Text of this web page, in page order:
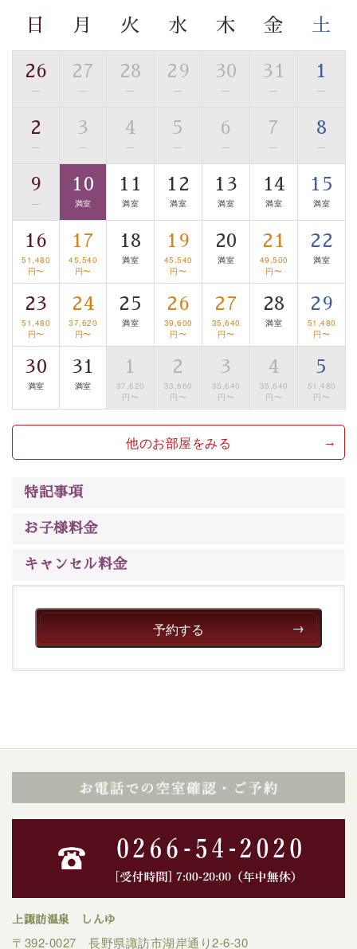
ご了承のほどお願いいたします。
■貸切温泉風呂 （40分2000円）
眺望はございませんが、源泉掛け流しの温泉の質を楽し
む貸切温泉風呂です。ゆったりといやされるプライベー
トな空間をお愉しみください。
【旅】
■諏訪大社4社を巡る無料参拝バス
豊富な知識を持ったドライバー兼ガイドが諏訪大社をご
案内します。事前ご予約制ですので、ご利用ご希望の方
は【3日前まで】にお電話ください。
※交通規制などにより運行できない日がございます
※年末年始及び御柱祭前後は運行しておりません
以上が基本プランの内容です。
神秘なる諏訪湖に心癒される時間をお過ごしいただけま
したら幸いです。
日 月 火 水 木 金 土
26
—
27
—
28
—
29
—
30
—
31
—
1
—
2
—
3
—
4
—
5
—
6
—
7
—
8
—
9
—
10
満室
11
満室
12
満室
13
満室
14
満室
15
満室
16
51,480
円〜
17
45,540
円〜
18
満室
19
45,540
円〜
20
満室
21
49,500
円〜
22
満室
23
51,480
円〜
24
37,620
円〜
25
満室
26
39,600
円〜
27
35,640
円〜
28
満室
29
51,480
円〜
30
満室
31
満室
1
37,620
円〜
2
33,660
円〜
3
35,640
円〜
4
35,640
円〜
5
51,480
円〜
他のお部屋をみる
特記事項
お子様料金
キャンセル料金
予約する
上諏訪温泉 しんゆ
〒392-0027 長野県諏訪市湖岸通り2-6-30